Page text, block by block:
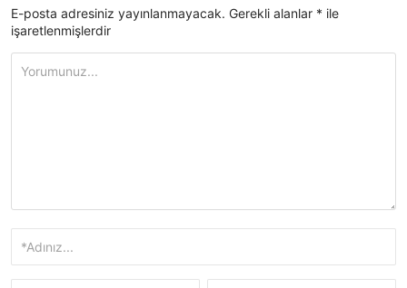
E-posta adresiniz yayınlanmayacak. Gerekli alanlar * ile
işaretlenmişlerdir